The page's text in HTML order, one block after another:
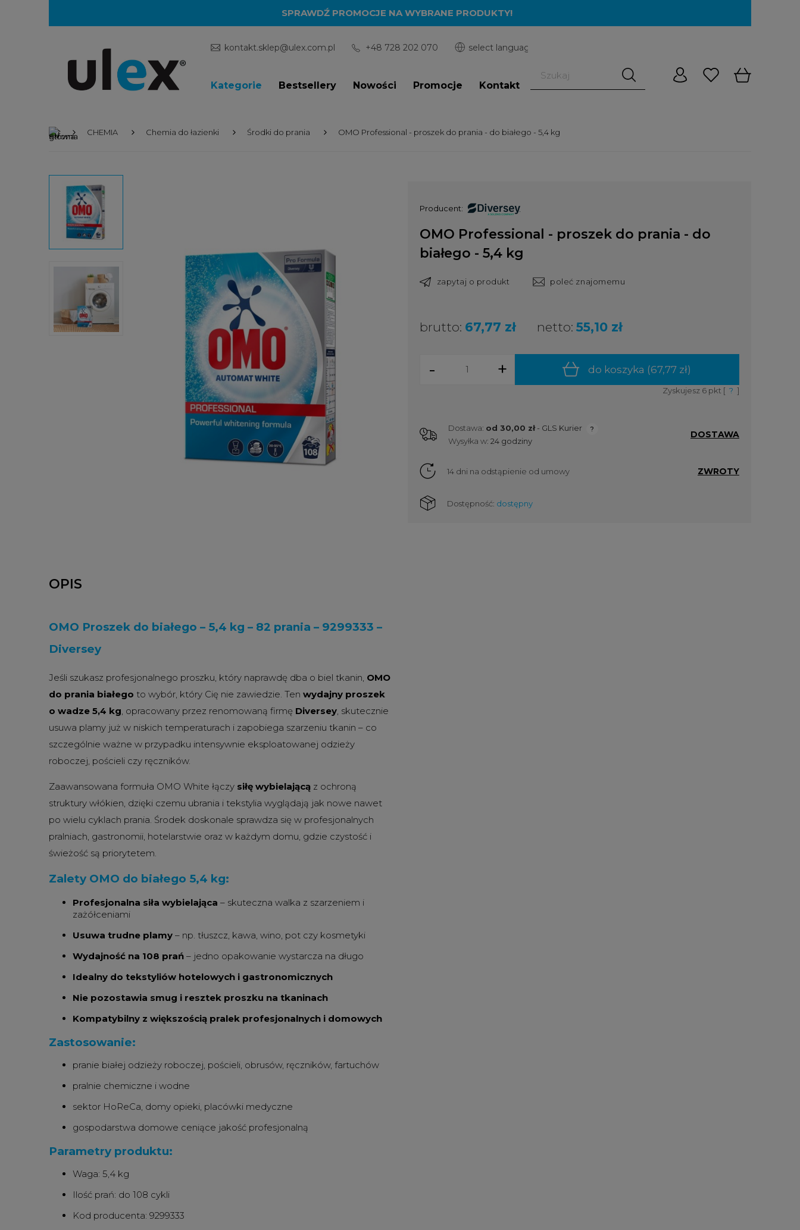
SPRAWDŹ PROMOCJE NA WYBRANE PRODUKTY!
kontakt.sklep@ulex.com.pl +48 728 202 070
Kategorie Bestsellery Nowości Promocje Kontakt
CHEMIA Chemia do łazienki Środki do prania OMO Professional - proszek do prania - do białego - 5,4 kg
Producent:
OMO Professional - proszek do prania - do
białego - 5,4 kg
zapytaj o produkt poleć znajomemu
brutto: 67,77 zł netto: 55,10 zł
+
- do koszyka (67,77 zł)
Zyskujesz 6pkt [ ? ]
Dostawa: od 30,00 zł - GLS Kurier
kosztów płatności
Wysyłka w: 24 godziny
DOSTAWA
14 dni na odstąpienie od umowy ZWROTY
Dostępność: dostępny
OPIS
OMO Proszek do białego – 5,4 kg – 82 prania – 9299333 –
Diversey
Jeśli szukasz profesjonalnego proszku, który naprawdę dba o biel tkanin, OMO
do prania białego to wybór, który Cię nie zawiedzie. Ten wydajny proszek
o wadze 5,4 kg, opracowany przez renomowaną firmę Diversey, skutecznie
usuwa plamy już w niskich temperaturach i zapobiega szarzeniu tkanin – co
szczególnie ważne w przypadku intensywnie eksploatowanej odzieży
roboczej, pościeli czy ręczników.
Zaawansowana formuła OMO White łączy siłę wybielającą z ochroną
struktury włókien, dzięki czemu ubrania i tekstylia wyglądają jak nowe nawet
po wielu cyklach prania. Środek doskonale sprawdza się w profesjonalnych
pralniach, gastronomii, hotelarstwie oraz w każdym domu, gdzie czystość i
świeżość są priorytetem.
Zalety OMO do białego 5,4 kg:
Profesjonalna siła wybielająca – skuteczna walka z szarzeniem i
zażółceniami
Usuwa trudne plamy – np. tłuszcz, kawa, wino, pot czy kosmetyki
Wydajność na 108 prań – jedno opakowanie wystarcza na długo
Idealny do tekstyliów hotelowych i gastronomicznych
Nie pozostawia smug i resztek proszku na tkaninach
Kompatybilny z większością pralek profesjonalnych i domowych
Zastosowanie:
pranie białej odzieży roboczej, pościeli, obrusów, ręczników, fartuchów
pralnie chemiczne i wodne
sektor HoReCa, domy opieki, placówki medyczne
gospodarstwa domowe ceniące jakość profesjonalną
Parametry produktu:
Waga: 5,4 kg
Ilość prań: do 108 cykli
Kod producenta: 9299333